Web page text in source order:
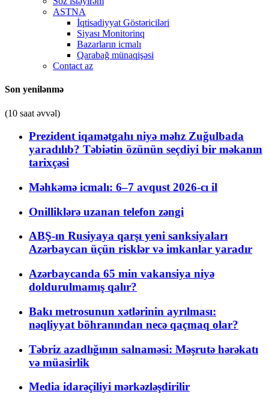
ASTNA
İqtisadiyyat Göstəriciləri
Siyası Monitorinq
Bazarların icmalı
Qarabağ münaqişəsi
Contact az
Son yenilənmə
(10 saat əvvəl)
Prezident iqamətgahı niyə məhz Zuğulbada
yaradılıb? Təbiətin özünün seçdiyi bir məkanın
tarixçəsi
Məhkəmə icmalı: 6–7 avqust 2026-cı il
Onilliklərə uzanan telefon zəngi
ABŞ-ın Rusiyaya qarşı yeni sanksiyaları
Azərbaycan üçün risklər və imkanlar yaradır
Azərbaycanda 65 min vakansiya niyə
doldurulmamış qalır?
Bakı metrosunun xətlərinin ayrılması:
nəqliyyat böhranından necə qaçmaq olar?
Təbriz azadlığının salnaməsi: Məşrutə hərəkatı
və müasirlik
Media idarəçiliyi mərkəzləşdirilir